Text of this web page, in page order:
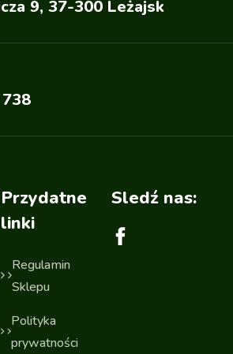
9, 37-300 Leżajsk
Przydatne
linki
Regulamin
Sklepu
Polityka
prywatności
Sledź nas: